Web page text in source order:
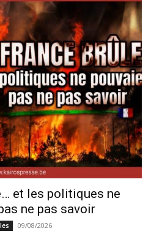
et les politiques ne
ne pas savoir
09/08/2026